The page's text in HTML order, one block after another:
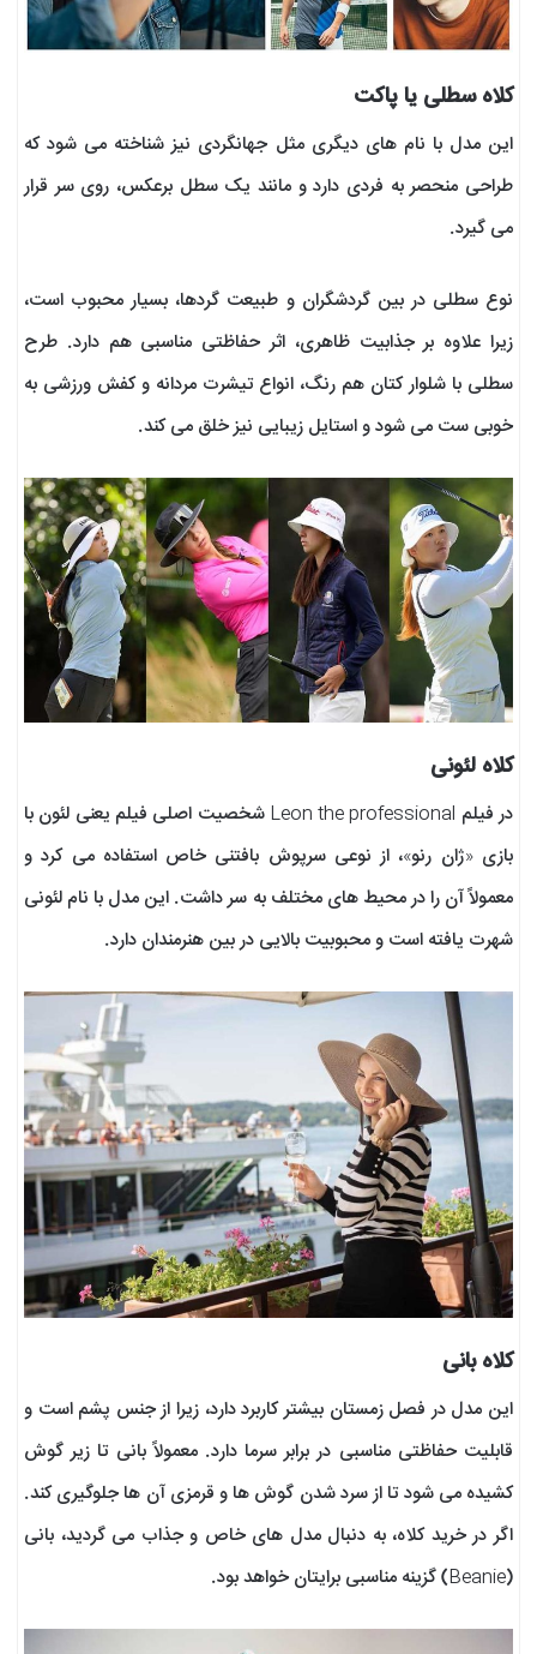
کلاه سطلی یا پاکت
این مدل با نام های دیگری مثل جهانگردی نیز شناخته می شود که
طراحی منحصر به فردی دارد و مانند یک سطل برعکس، روی سر قرار
می گیرد.
نوع سطلی در بین گردشگران و طبیعت گردها، بسیار محبوب است،
زیرا علاوه بر جذابیت ظاهری، اثر حفاظتی مناسبی هم دارد. طرح
سطلی با شلوار کتان هم رنگ، انواع تیشرت مردانه و کفش ورزشی به
خوبی ست می شود و استایل زیبایی نیز خلق می کند.
کلاه لئونی
در فیلم Leon the professional شخصیت اصلی فیلم یعنی لئون با
بازی «ژان رنو»، از نوعی سرپوش بافتنی خاص استفاده می کرد و
معمولاً آن را در محیط های مختلف به سر داشت. این مدل با نام لئونی
شهرت یافته است و محبوبیت بالایی در بین هنرمندان دارد.
کلاه بانی
این مدل در فصل زمستان بیشتر کاربرد دارد، زیرا از جنس پشم است و
قابلیت حفاظتی مناسبی در برابر سرما دارد. معمولاً بانی تا زیر گوش
کشیده می شود تا از سرد شدن گوش ها و قرمزی آن ها جلوگیری کند.
اگر در خرید کلاه، به دنبال مدل های خاص و جذاب می گردید، بانی
(Beanie) گزینه مناسبی برایتان خواهد بود.